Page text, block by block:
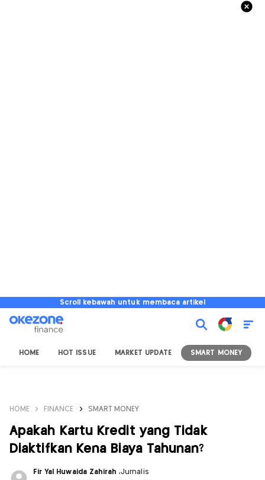
Scroll kebawah untuk membaca artikel
HOME HOT ISSUE MARKET UPDATE SMART MONEY
HOME FINANCE SMART MONEY
Apakah Kartu Kredit yang Tidak
Diaktifkan Kena Biaya Tahunan?
Fir Yal Huwaida Zahirah,Jurnalis